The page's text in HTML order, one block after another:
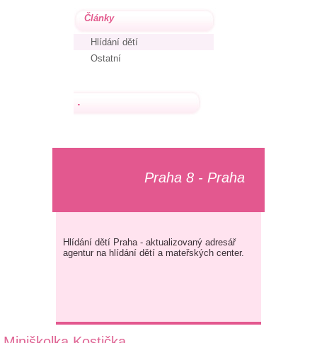
Články
Hlídání dětí
Ostatní
.
Praha 8 - Praha
Hlídání dětí Praha - aktualizovaný adresář
agentur na hlídání dětí a mateřských center.